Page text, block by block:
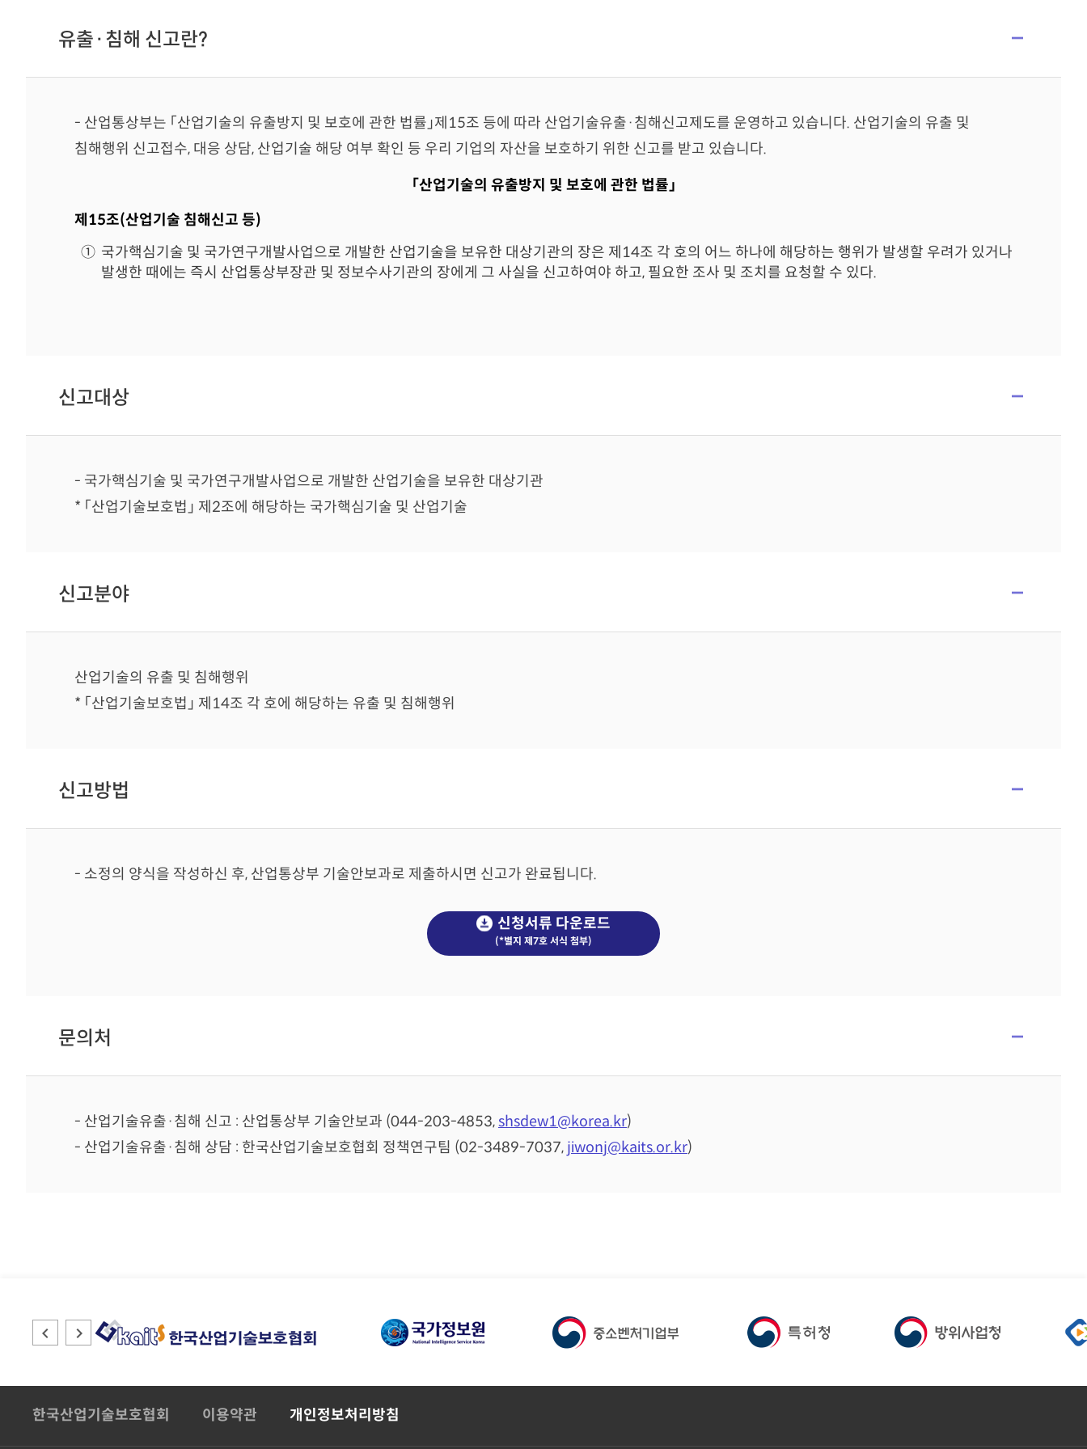
유출·침해 신고란?
- 산업통상부는 「산업기술의 유출방지 및 보호에 관한 법률」제15조 등에 따라 산업기술유출·침해신고제도를 운영하고 있습니다. 산업기술의 유출 및
침해행위 신고접수, 대응 상담, 산업기술 해당 여부 확인 등 우리 기업의 자산을 보호하기 위한 신고를 받고 있습니다.
「산업기술의 유출방지 및 보호에 관한 법률」
제15조(산업기술 침해신고 등)
① 국가핵심기술 및 국가연구개발사업으로 개발한 산업기술을 보유한 대상기관의 장은 제14조 각 호의 어느 하나에 해당하는 행위가 발생할 우려가 있거나
발생한 때에는 즉시 산업통상부장관 및 정보수사기관의 장에게 그 사실을 신고하여야 하고, 필요한 조사 및 조치를 요청할 수 있다.
신고대상
- 국가핵심기술 및 국가연구개발사업으로 개발한 산업기술을 보유한 대상기관
* 「산업기술보호법」 제2조에 해당하는 국가핵심기술 및 산업기술
신고분야
산업기술의 유출 및 침해행위
* 「산업기술보호법」 제14조 각 호에 해당하는 유출 및 침해행위
신고방법
- 소정의 양식을 작성하신 후, 산업통상부 기술안보과로 제출하시면 신고가 완료됩니다.
신청서류 다운로드
(*별지 제7호 서식 첨부)
문의처
- 산업기술유출·침해 신고 : 산업통상부 기술안보과 (044-203-4853,shsdew1@korea.kr)
- 산업기술유출·침해 상담 : 한국산업기술보호협회 정책연구팀 (02-3489-7037, jiwonj@kaits.or.kr)
한국산업기술보호협회 이용약관 개인정보처리방침